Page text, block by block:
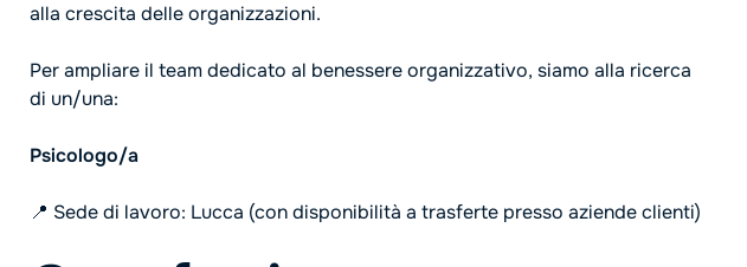
alla crescita delle organizzazioni.
Per ampliare il team dedicato al benessere organizzativo, siamo alla ricerca
di un/una:
Psicologo/a
📍 Sede di lavoro: Lucca (con disponibilità a trasferte presso aziende clienti)